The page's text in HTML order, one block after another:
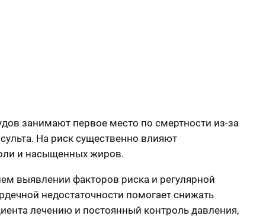
занимают первое место по смертности из-за
На риск существенно влияют
и насыщенных жиров.
выявлении факторов риска и регулярной
недостаточности помогает снижать
лечению и постоянный контроль давления,